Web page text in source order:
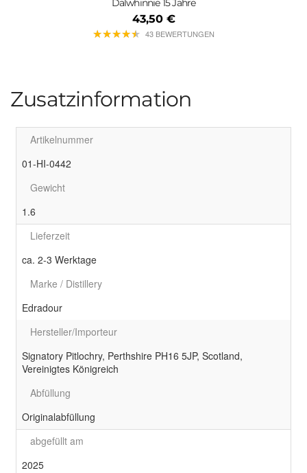
Dalwhinnie 15 Jahre
43,50 €
★★★★★
★★★★★ 43 BEWERTUNGEN
Zusatzinformation
Artikelnummer
01-HI-0442
Gewicht
1.6
Lieferzeit
ca. 2-3 Werktage
Marke / Distillery
Edradour
Hersteller/Importeur
Signatory Pitlochry, Perthshire PH16 5JP, Scotland,
Vereinigtes Königreich
Abfüllung
Originalabfüllung
abgefüllt am
2025